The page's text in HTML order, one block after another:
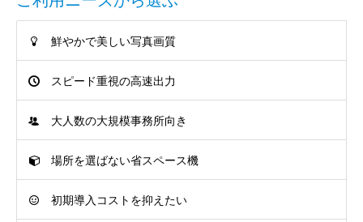
鮮やかで美しい写真画質
スピード重視の高速出力
大人数の大規模事務所向き
場所を選ばない省スペース機
初期導入コストを抑えたい